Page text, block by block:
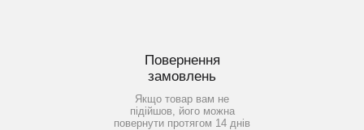
Повернення
замовлень
Якщо товар вам не
підійшов, його можна
повернути протягом 14 днів